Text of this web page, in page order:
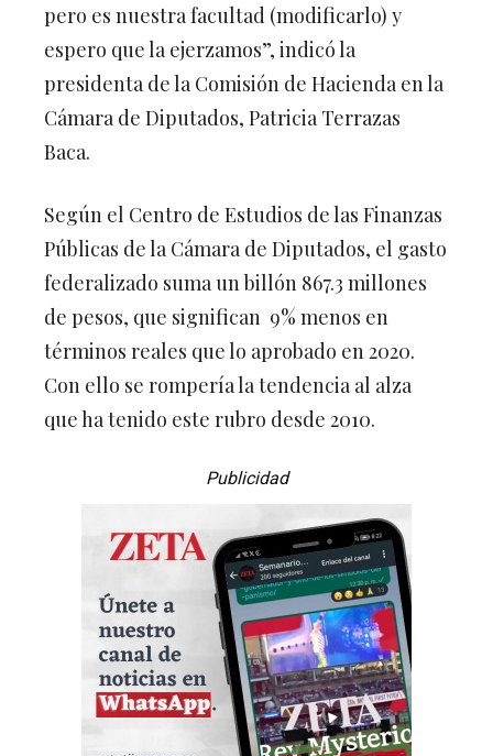
pero es nuestra facultad (modificarlo) y
espero que la ejerzamos”, indicó la
presidenta de la Comisión de Hacienda en la
Cámara de Diputados, Patricia Terrazas
Baca.
Según el Centro de Estudios de las Finanzas
Públicas de la Cámara de Diputados, el gasto
federalizado suma un billón 867.3 millones
de pesos, que significan 9% menos en
términos reales que lo aprobado en 2020.
Con ello se rompería la tendencia al alza
que ha tenido este rubro desde 2010.
Publicidad